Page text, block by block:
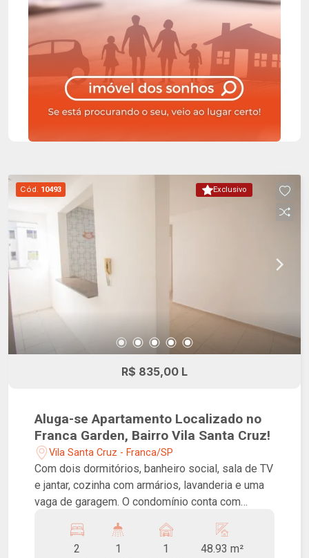
Exclusivo
Cód. 10493
R$ 835,00 L
Aluga-se Apartamento Localizado no
Franca Garden, Bairro Vila Santa Cruz!
Vila Santa Cruz - Franca/SP
Com dois dormitórios, banheiro social, sala de TV
e jantar, cozinha com armários, lavanderia e uma
vaga de garagem. O condomínio conta com
horas e diversos itens de lazer: campo de
futebol, espaço gourmet, fitness, playground,
2 1 1 48.93 m²